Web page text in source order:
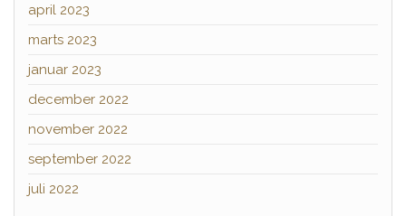
april 2023
marts 2023
januar 2023
december 2022
november 2022
september 2022
juli 2022